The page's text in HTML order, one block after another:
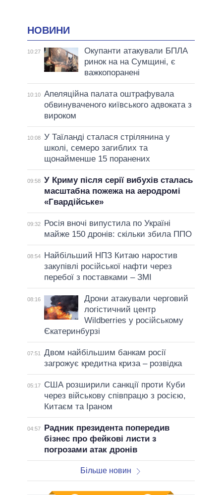
НОВИНИ
10:27
Окупанти атакували БПЛА
ринок на на Сумщині, є
важкопоранені
10:10 Апеляційна палата оштрафувала
обвинуваченого київського адвоката з
вироком
10:08 У Таїланді сталася стрілянина у
школі, семеро загиблих та
щонайменше 15 поранених
09:58 У Криму після серії вибухів сталась
масштабна пожежа на аеродромі
«Гвардійське»
09:32
Росія вночі випустила по Україні
майже 150 дронів: скільки збила ППО
08:54
Найбільший НПЗ Китаю наростив
закупівлі російської нафти через
перебої з поставками – ЗМІ
08:16
Дрони атакували черговий
логістичний центр
Wildberries у російському
Єкатеринбурзі
07:51
Двом найбільшим банкам росії
загрожує кредитна криза – розвідка
05:17
США розширили санкції проти Куби
через військову співпрацю з росією,
Китаєм та Іраном
04:57
Радник президента попередив
бізнес про фейкові листи з
погрозами атак дронів
Більше новин